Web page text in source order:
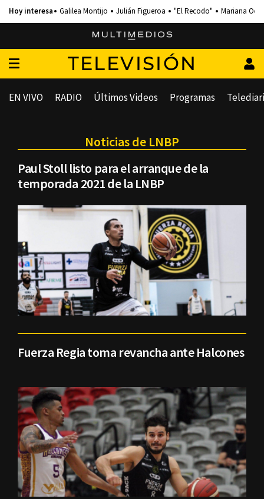
Galilea Montijo Julián Figueroa "El Recodo" Mariana
TELEVISIÓN
EN VIVO RADIO Últimos Videos Programas
Noticias de LNBP
Paul Stoll listo para el arranque de la
temporada 2021 de la LNBP
Fuerza Regia toma revancha ante Halcones